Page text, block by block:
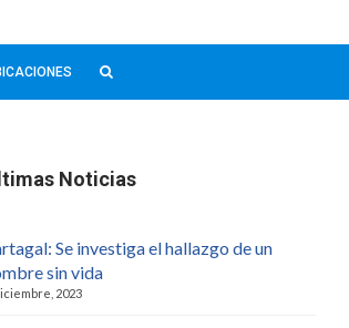
Noticias
Se investiga el hallazgo de un
sin vida
2023